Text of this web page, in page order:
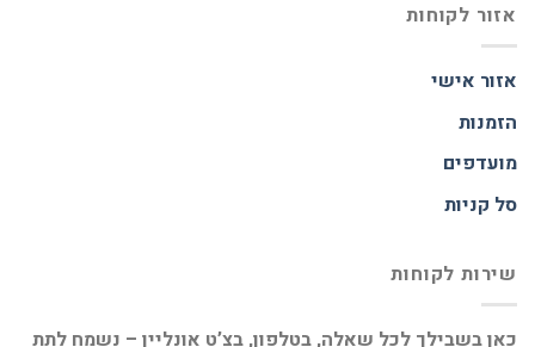
אזור לקוחות
אזור אישי
הזמנות
מועדפים
סל קניות
שירות לקוחות
כאן בשבילך לכל שאלה, בטלפון, בצ’ט אונליין – נשמח לתת